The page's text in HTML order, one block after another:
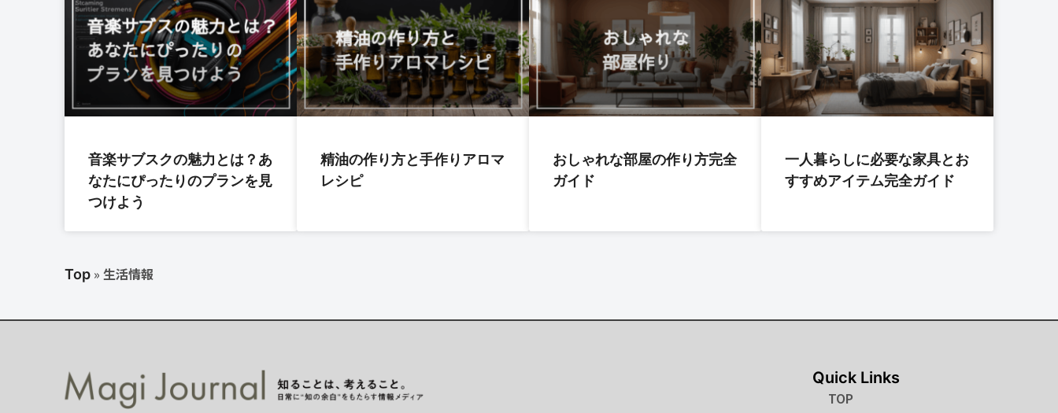
音楽サブスクの魅力とは？あ
なたにぴったりのプランを見
つけよう
精油の作り方と手作りアロマ
レシピ
おしゃれな部屋の作り方完全
ガイド
一人暮らしに必要な家具とお
すすめアイテム完全ガイド
Top » 生活情報
Quick Links
TOP